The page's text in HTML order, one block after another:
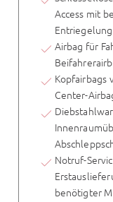
Access mit
Airbag für
Kopfairbags
Center-
Notruf-
benötigter